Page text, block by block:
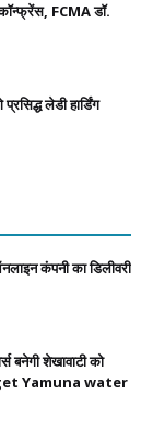
FCMA डॉ.
लेडी हार्डिंग
कंपनी का डिलीवरी
बनेगी शेखावाटी को
Yamuna water